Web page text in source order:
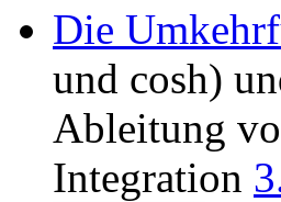
Die
und cosh)
Ableitung
Integration